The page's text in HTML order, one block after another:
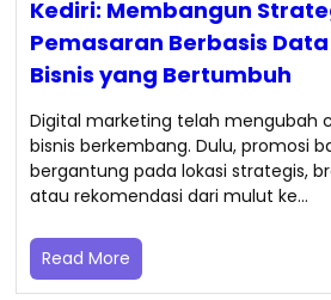
Kediri: Membangun
Pemasaran Berbasis
Bisnis yang Bertumbuh
Digital marketing telah mengubah
bisnis berkembang. Dulu, promosi
bergantung pada lokasi strategis,
atau rekomendasi dari mulut ke…
Read More